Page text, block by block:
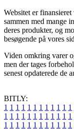
Websitet er
sammen med mange
deres produkter, og
besøgende på vores
Viden omkring varer
men der tages
senest opdaterede de
BITLY:
1 1 1 1 1 1 1 1 1 1 1 1
1 1 1 1 1 1 1 1 1 1 1 1
1 1 1 1 1 1 1 1 1 1 1 1